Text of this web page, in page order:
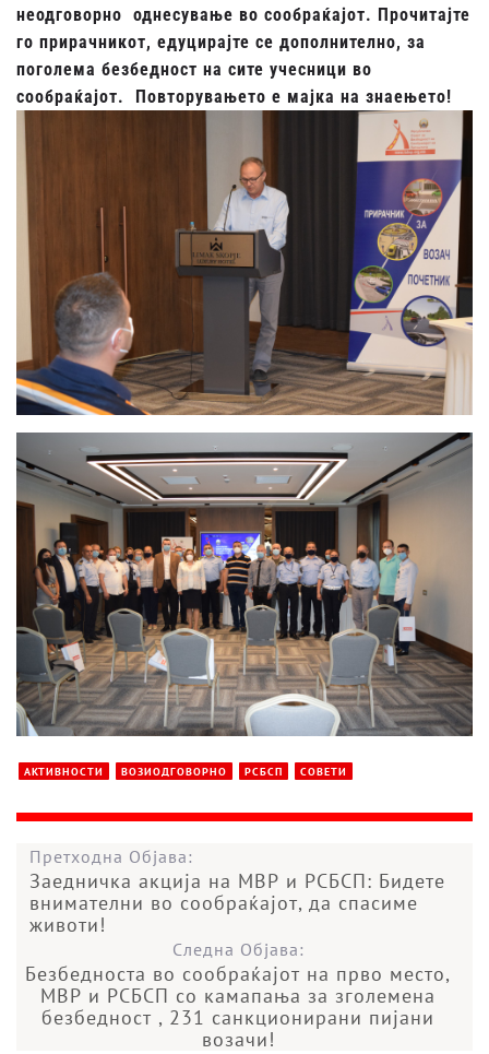
неодговорно однесување во сообраќајот. Прочитајте
го прирачникот, едуцирајте се дополнително, за
поголема безбедност на сите учесници во
сообраќајот. Повторувањето е мајка на знаењето!
АКТИВНОСТИ ВОЗИОДГОВОРНО РСБСП СОВЕТИ
Претходна Објава:
Заедничка акција на МВР и РСБСП: Бидете
внимателни во сообраќајот, да спасиме
животи!
Следна Објава:
Безбедноста во сообраќајот на прво место,
МВР и РСБСП со камапања за зголемена
безбедност , 231 санкционирани пијани
возачи!